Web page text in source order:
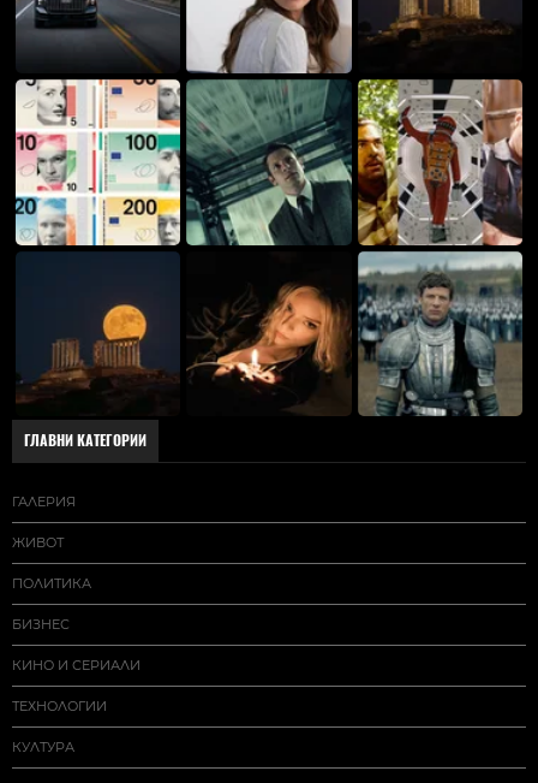
ГЛАВНИ КАТЕГОРИИ
ГАЛЕРИЯ
ЖИВОТ
ПОЛИТИКА
БИЗНЕС
КИНО И СЕРИАЛИ
ТЕХНОЛОГИИ
КУЛТУРА